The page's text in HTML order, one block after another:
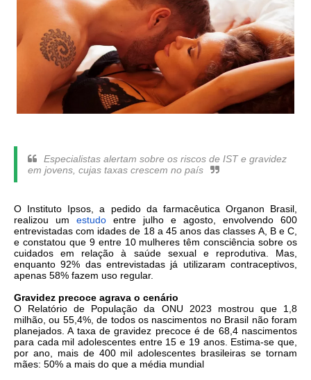
Especialistas alertam sobre os riscos de IST e gravidez
em jovens, cujas taxas crescem no país
O Instituto Ipsos, a pedido da farmacêutica Organon Brasil,
realizou um estudo entre julho e agosto, envolvendo 600
entrevistadas com idades de 18 a 45 anos das classes A, B e C,
e constatou que 9 entre 10 mulheres têm consciência sobre os
cuidados em relação à saúde sexual e reprodutiva. Mas,
enquanto 92% das entrevistadas já utilizaram contraceptivos,
apenas 58% fazem uso regular.
Gravidez precoce agrava o cenário
O Relatório de População da ONU 2023 mostrou que 1,8
milhão, ou 55,4%, de todos os nascimentos no Brasil não foram
planejados. A taxa de gravidez precoce é de 68,4 nascimentos
para cada mil adolescentes entre 15 e 19 anos. Estima-se que,
por ano, mais de 400 mil adolescentes brasileiras se tornam
mães: 50% a mais do que a média mundial